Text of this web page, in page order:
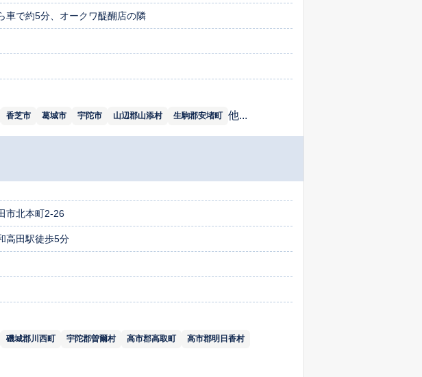
車で約5分、オークワ醍醐店の隣
香芝市 葛城市 宇陀市 山辺郡山添村 生駒郡安堵町 他...
市北本町2-26
高田駅徒歩5分
磯城郡川西町 宇陀郡曽爾村 高市郡高取町
高市郡明日香村